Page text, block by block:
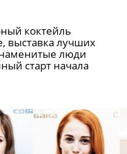
коктейль
выставка лучших
люди
старт начала